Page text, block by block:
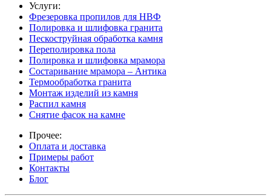
Услуги:
Фрезеровка пропилов для НВФ
Полировка и шлифовка гранита
Пескоструйная обработка камня
Переполировка пола
Полировка и шлифовка мрамора
Состаривание мрамора – Антика
Термообработка гранита
Монтаж изделий из камня
Распил камня
Снятие фасок на камне
Прочее:
Оплата и доставка
Примеры работ
Контакты
Блог